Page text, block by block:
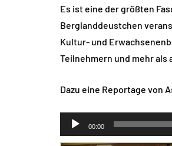
Es ist eine der größten
Berglanddeustchen
Kultur- und
Teilnehmern und mehr als
Dazu eine Reportage von
Audio-
Player
00:00